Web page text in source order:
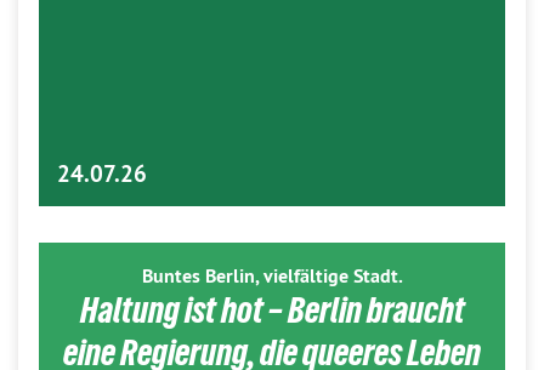
24.07.26
Buntes Berlin, vielfältige Stadt.
Haltung ist hot – Berlin braucht
eine Regierung, die queeres Leben